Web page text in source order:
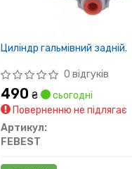
Циліндр гальмівний задній.
0 відгуків
490 ₴
сьогодні
Поверненню не підлягає
Артикул:
FEBEST